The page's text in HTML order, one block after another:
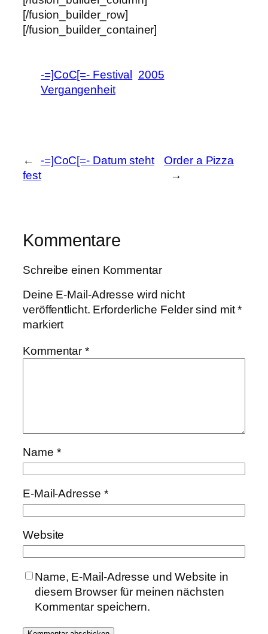
[/fusion_builder_row]
[/fusion_builder_container]
-=]CoC[=- Festival
2005
Vergangenheit
←
-=]CoC[=- Datum steht
fest
Order a Pizza
→
Kommentare
Schreibe einen Kommentar
Deine E-Mail-Adresse wird nicht
veröffentlicht. Erforderliche Felder sind mit*
markiert
Kommentar*
Name *
E-Mail-Adresse *
Website
Name, E-Mail-Adresse und Website in
diesem Browser für meinen nächsten
Kommentar speichern.